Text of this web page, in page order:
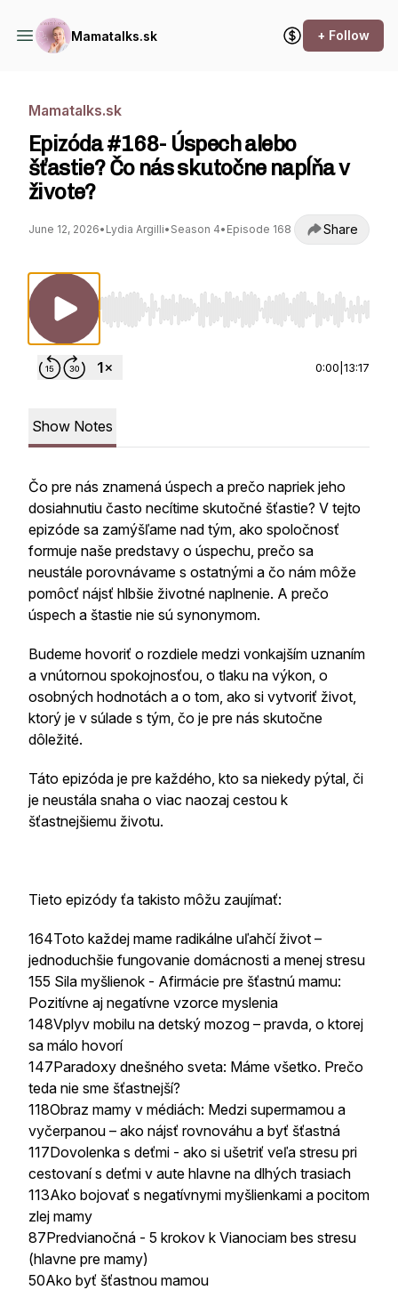
Mamatalks.sk + Follow
Mamatalks.sk
Epizóda #168- Úspech alebo
šťastie? Čo nás skutočne napĺňa v
živote?
June 12, 2026• Lydia Argilli• Season 4• Episode 168 Share
Use Left/Right to seek, Home/End to jump to
0:00 13:17
Show Notes
Čo pre nás znamená úspech a prečo napriek jeho
dosiahnutiu často necítime skutočné šťastie? V tejto
epizóde sa zamýšľame nad tým, ako spoločnosť
formuje naše predstavy o úspechu, prečo sa
neustále porovnávame s ostatnými a čo nám môže
pomôcť nájsť hlbšie životné naplnenie. A prečo
úspech a štastie nie sú synonymom.
Budeme hovoriť o rozdiele medzi vonkajším uznaním
a vnútornou spokojnosťou, o tlaku na výkon, o
osobných hodnotách a o tom, ako si vytvoriť život,
ktorý je v súlade s tým, čo je pre nás skutočne
dôležité.
Táto epizóda je pre každého, kto sa niekedy pýtal, či
je neustála snaha o viac naozaj cestou k
šťastnejšiemu životu.
Tieto epizódy ťa takisto môžu zaujímať:
164Toto každej mame radikálne uľahčí život –
jednoduchšie fungovanie domácnosti a menej stresu
155 Sila myšlienok - Afirmácie pre šťastnú mamu:
Pozitívne aj negatívne vzorce myslenia
148Vplyv mobilu na detský mozog – pravda, o ktorej
sa málo hovorí
147Paradoxy dnešného sveta: Máme všetko. Prečo
teda nie sme šťastnejší?
118Obraz mamy v médiách: Medzi supermamou a
vyčerpanou – ako nájsť rovnováhu a byť šťastná
117Dovolenka s deťmi - ako si ušetriť veľa stresu pri
cestovaní s deťmi v aute hlavne na dlhých trasiach
113Ako bojovať s negatívnymi myšlienkami a pocitom
zlej mamy
87Predvianočná - 5 krokov k Vianociam bes stresu
(hlavne pre mamy)
50Ako byť šťastnou mamou